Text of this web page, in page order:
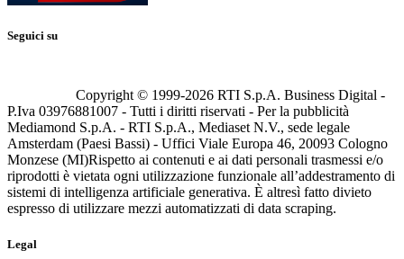
Seguici su
Copyright © 1999-2026 RTI S.p.A. Business Digital -
P.Iva 03976881007 - Tutti i diritti riservati - Per la pubblicità
Mediamond S.p.A. - RTI S.p.A., Mediaset N.V., sede legale
Amsterdam (Paesi Bassi) - Uffici Viale Europa 46, 20093 Cologno
Monzese (MI)Rispetto ai contenuti e ai dati personali trasmessi e/o
riprodotti è vietata ogni utilizzazione funzionale all’addestramento di
sistemi di intelligenza artificiale generativa. È altresì fatto divieto
espresso di utilizzare mezzi automatizzati di data scraping.
Legal